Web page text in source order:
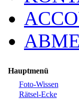
Hauptmenü
Foto-Wissen
Rätsel-Ecke